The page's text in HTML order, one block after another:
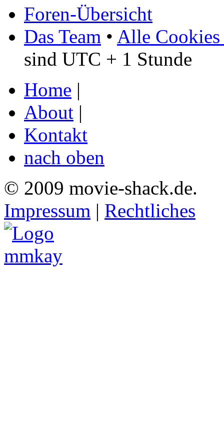
Foren-Übersicht
Das Team • Alle Cookies
sind UTC + 1 Stunde
Home |
About |
Kontakt
nach oben
© 2009 movie-shack.de.
Impressum | Rechtliches